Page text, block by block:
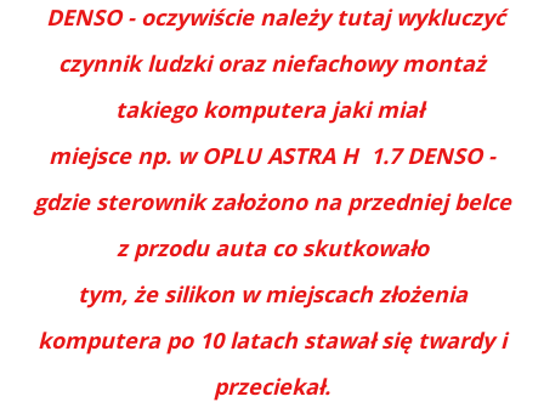
DENSO - oczywiście należy tutaj wykluczyć
czynnik ludzki oraz niefachowy montaż
takiego komputera jaki miał
miejsce np. w OPLU ASTRA H 1.7 DENSO -
gdzie sterownik założono na przedniej belce
z przodu auta co skutkowało
tym, że silikon w miejscach złożenia
komputera po 10 latach stawał się twardy i
przeciekał.